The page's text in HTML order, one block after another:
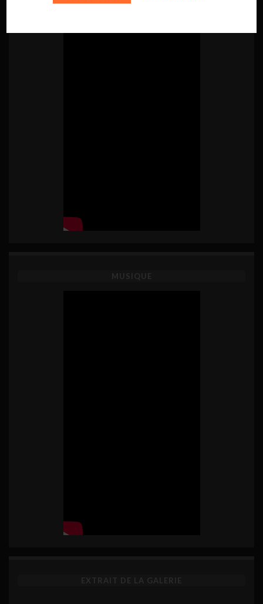
MUSIQUE
EXTRAIT DE LA GALERIE